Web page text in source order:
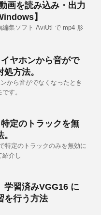
画を読み込み・出力
】
編集ソフト AviUtl で mp4 形
イヤホンから音がで
方法。
から音がでなくなったとき
す。
特定のトラックを無
特定のトラックのみを無効に
紹介し
学習済みVGG16 に
を行う方法